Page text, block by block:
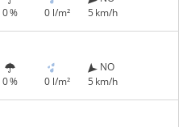
0 % 0 l/m²
5 km/h
0 % 0 l/m²
NO
5 km/h